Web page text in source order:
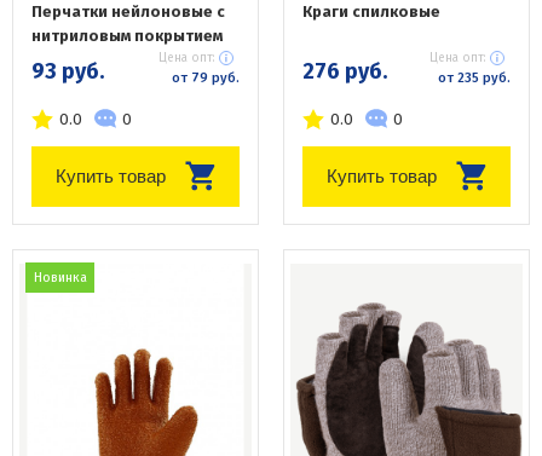
Перчатки нейлоновые с
нитриловым покрытием
93 руб. Цена опт:
от 79 руб.
0.0 0
Купить товар
Краги спилковые
276 руб. Цена опт:
от 235 руб.
0.0 0
Купить товар
Новинка